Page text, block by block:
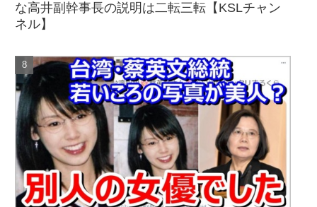
な高井副幹事長の説明は二転三転【KSLチャン
ネル】